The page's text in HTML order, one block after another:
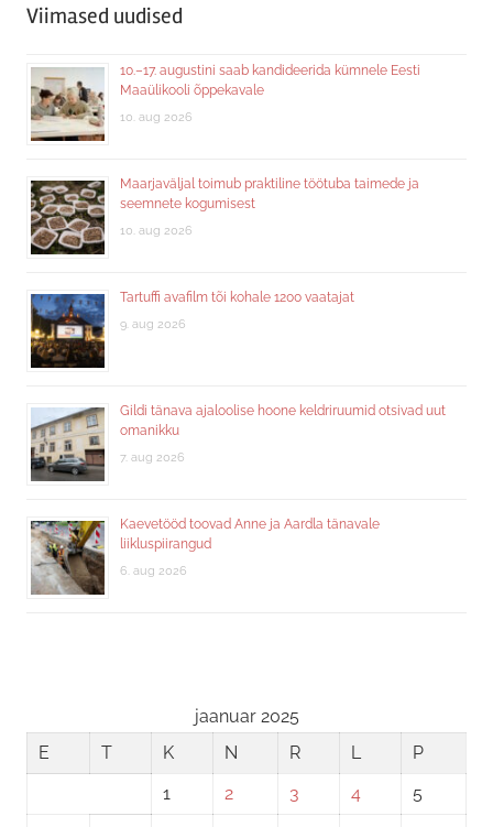
Viimased uudised
10.–17. augustini saab kandideerida kümnele Eesti
Maaülikooli õppekavale
10. aug 2026
Maarjaväljal toimub praktiline töötuba taimede ja
seemnete kogumisest
10. aug 2026
Tartuffi avafilm tõi kohale 1200 vaatajat
9. aug 2026
Gildi tänava ajaloolise hoone keldriruumid otsivad uut
omanikku
7. aug 2026
Kaevetööd toovad Anne ja Aardla tänavale
liikluspiirangud
6. aug 2026
jaanuar 2025
E
T K N R L
P
1
2 3 4
5